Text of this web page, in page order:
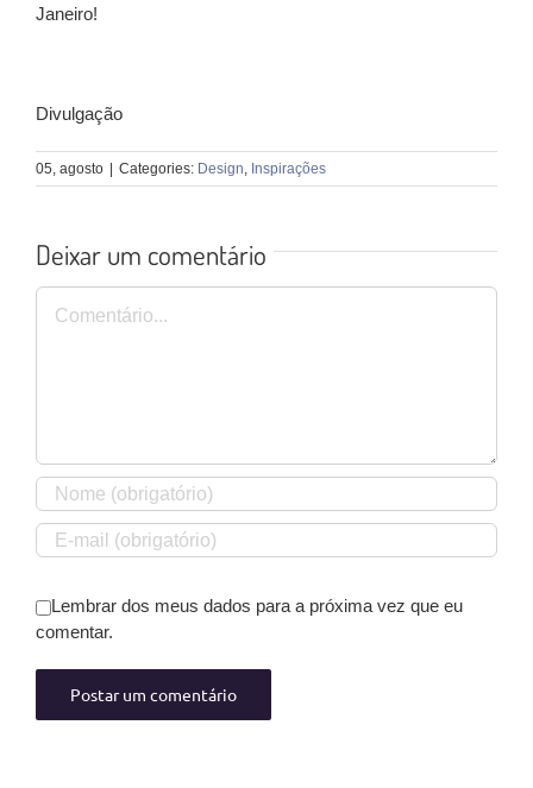
Janeiro!
Divulgação
05, agosto Categories: Design, Inspirações
Deixar um comentário
Comentário
Lembrar dos meus dados para a próxima vez que eu
comentar.